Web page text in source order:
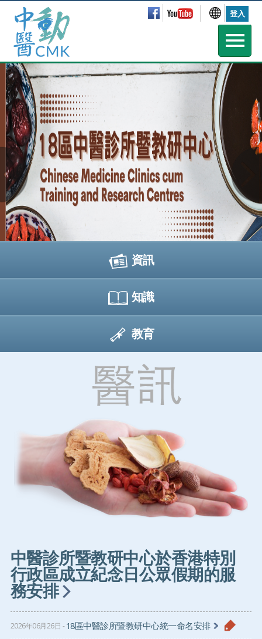
登入
資訊
知識
教育
中醫診所暨教研中心於香港特別
行政區成立紀念日公眾假期的服
務安排
2026年06月26日 18區中醫診所暨教研中心統一命名安排